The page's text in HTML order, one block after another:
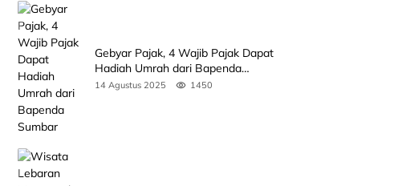
Gebyar Pajak, 4 Wajib Pajak Dapat
Hadiah Umrah dari Bapenda
Sumbar
14 Agustus 2025 1450